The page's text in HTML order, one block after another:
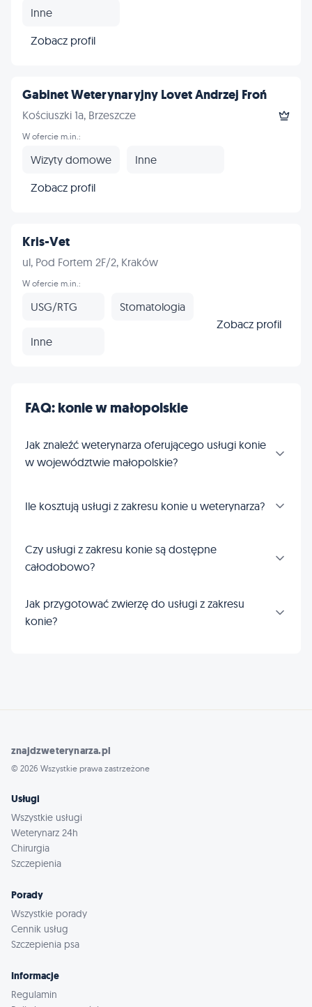
Inne
Zobacz profil
Gabinet Weterynaryjny Lovet Andrzej Froń
Kościuszki 1a, Brzeszcze
W ofercie m.in.:
Wizyty domowe
Inne
Zobacz profil
Kris-Vet
ul, Pod Fortem 2F/2, Kraków
W ofercie m.in.:
USG/RTG Stomatologia
Inne
Zobacz profil
FAQ: konie w małopolskie
Jak znaleźć weterynarza oferującego usługi konie
w województwie małopolskie?
Ile kosztują usługi z zakresu konie u weterynarza?
Czy usługi z zakresu konie są dostępne
całodobowo?
Jak przygotować zwierzę do usługi z zakresu
konie?
znajdzweterynarza.pl
© 2026 Wszystkie prawa zastrzeżone
Usługi
Wszystkie usługi
Weterynarz 24h
Chirurgia
Szczepienia
Porady
Wszystkie porady
Cennik usług
Szczepienia psa
Informacje
Regulamin